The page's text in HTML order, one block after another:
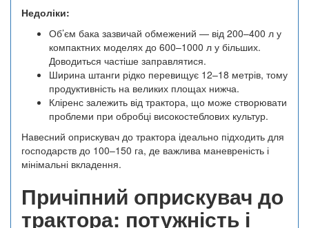
Недоліки:
Об’єм бака зазвичай обмежений — від 200–400 л у
компактних моделях до 600–1000 л у більших.
Доводиться частіше заправлятися.
Ширина штанги рідко перевищує 12–18 метрів, тому
продуктивність на великих площах нижча.
Кліренс залежить від трактора, що може створювати
проблеми при обробці високостеблових культур.
Навесний оприскувач до трактора ідеально підходить для
господарств до 100–150 га, де важлива маневреність і
мінімальні вкладення.
Причіпний оприскувач до
трактора: потужність і